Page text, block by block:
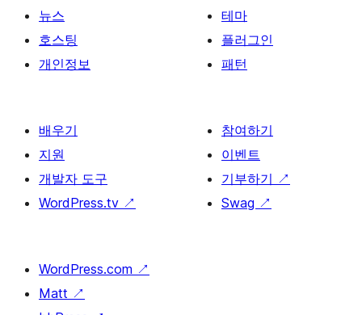
뉴스
호스팅
개인정보
테마
플러그인
패턴
배우기
지원
개발자 도구
WordPress.tv ↗
참여하기
이벤트
기부하기 ↗
Swag ↗
WordPress.com ↗
Matt ↗